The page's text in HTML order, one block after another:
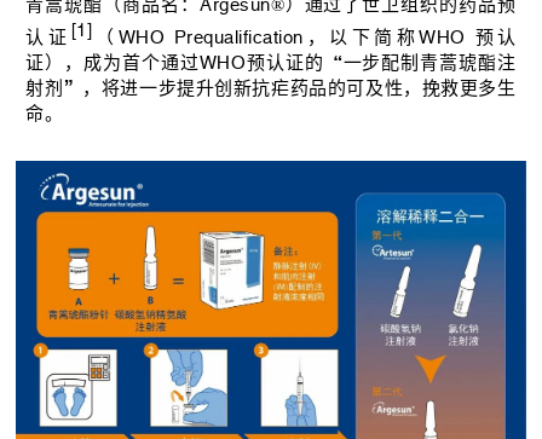
青蒿琥酯 （商品名：Argesun®） 通过了世卫组织的药品预
认证 [1] （WHO
Prequalification，以下简称WHO 预认
证），成为首个通过WHO预认证的“一步配制青蒿琥酯注
射剂”，将进一步提升创新抗疟药品的可及性，挽救更多生
命。